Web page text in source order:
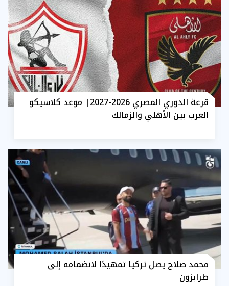
قرعة الدوري المصري 2026-2027| موعد كلاسيكو
العرب بين الأهلي والزمالك
محمد صلاح يصل تركيا تمهيدًا لانضمامه إلى
طرابزون